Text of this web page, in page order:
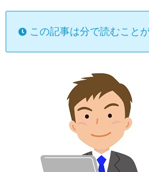
この記事は分で読むこと